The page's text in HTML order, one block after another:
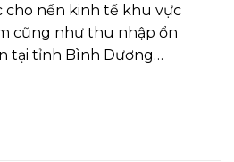
cho nền kinh tế khu vực
cũng như thu nhập ổn
tại tỉnh Bình Dương…